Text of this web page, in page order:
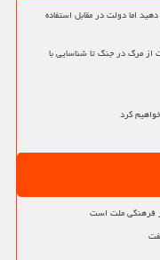
اما دولت در مقابل استفاده
مرگ در جنگ تا شناسایی با
کرد
فرهنگی ملت است